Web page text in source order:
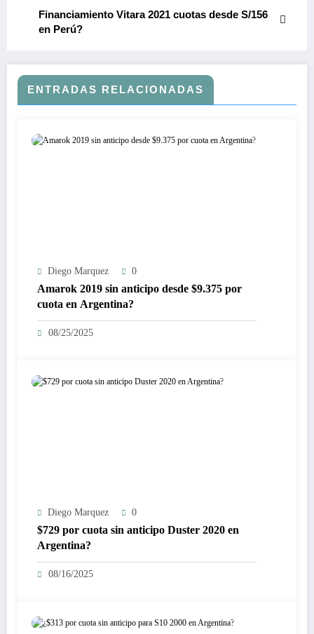
Financiamiento Vitara 2021 cuotas desde S/156
en Perú?
ENTRADAS RELACIONADAS
Diego Marquez 0
Amarok 2019 sin anticipo desde $9.375 por
cuota en Argentina?
08/25/2025
Diego Marquez 0
$729 por cuota sin anticipo Duster 2020 en
Argentina?
08/16/2025